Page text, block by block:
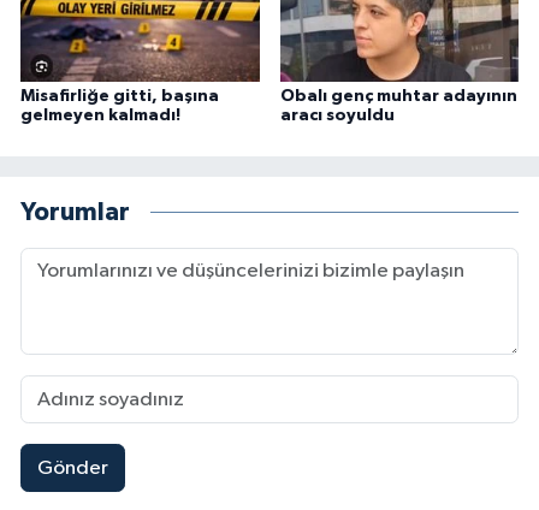
Misafirliğe gitti, başına
gelmeyen kalmadı!
Obalı genç muhtar adayının
aracı soyuldu
Yorumlar
Gönder